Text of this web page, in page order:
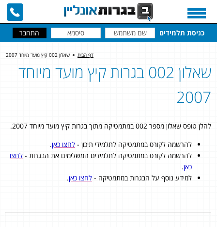
כניסת תלמידים
דף הבית > שאלון 002 קיץ מועד מיוחד 2007
שאלון 002 בגרות קיץ מועד מיוחד
2007
להלן טופס שאלון מספר 002 במתמטיקה מתוך בגרות קיץ מועד מיוחד 2007.
להרשמה לקורס במתמטיקה לתלמידי תיכון - לחצו כאן.
להרשמה לקורס במתמטיקה לתלמידים המשלימים את הבגרות - לחצו
כאן.
למידע נוסף על הבגרות במתמטיקה - לחצו כאן.